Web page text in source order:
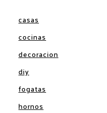
casas
cocinas
decoracion
diy
fogatas
hornos